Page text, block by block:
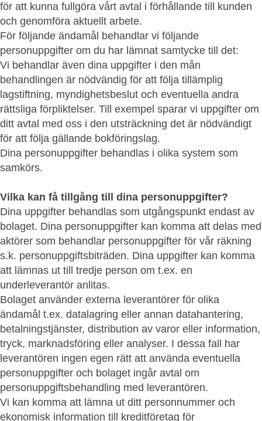
för att kunna fullgöra vårt avtal i förhållande till kunden
och genomföra aktuellt arbete.
För följande ändamål behandlar vi följande
personuppgifter om du har lämnat samtycke till det:
Vi behandlar även dina uppgifter i den mån
behandlingen är nödvändig för att följa tillämplig
lagstiftning, myndighetsbeslut och eventuella andra
rättsliga förpliktelser. Till exempel sparar vi uppgifter om
ditt avtal med oss i den utsträckning det är nödvändigt
för att följa gällande bokföringslag.
Dina personuppgifter behandlas i olika system som
samkörs.
Vilka kan få tillgång till dina personuppgifter?
Dina uppgifter behandlas som utgångspunkt endast av
bolaget. Dina personuppgifter kan komma att delas med
aktörer som behandlar personuppgifter för vår räkning
s.k. personuppgiftsbiträden. Dina uppgifter kan komma
att lämnas ut till tredje person om t.ex. en
underleverantör anlitas.
Bolaget använder externa leverantörer för olika
ändamål t.ex. datalagring eller annan datahantering,
betalningstjänster, distribution av varor eller information,
tryck, marknadsföring eller analyser. I dessa fall har
leverantören ingen egen rätt att använda eventuella
personuppgifter och bolaget ingår avtal om
personuppgiftsbehandling med leverantören.
Vi kan komma att lämna ut ditt personnummer och
ekonomisk information till kreditföretag för